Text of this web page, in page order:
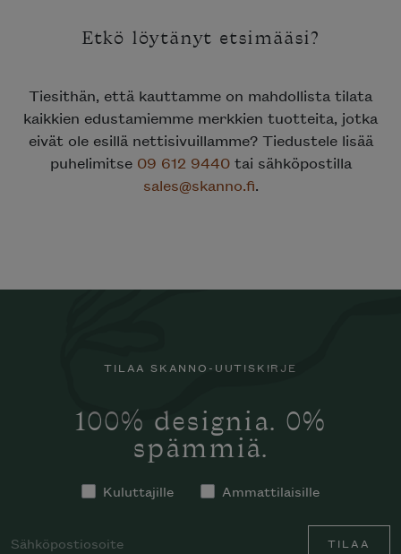
Etkö löytänyt etsimääsi?
Tiesithän, että kauttamme on mahdollista tilata
kaikkien edustamiemme merkkien tuotteita, jotka
eivät ole esillä nettisivuillamme? Tiedustele lisää
puhelimitse 09 612 9440tai sähköpostilla
sales@skanno.fi.
TILAA SKANNO-UUTISKIRJE
100% designia. 0%
spämmiä.
Kuluttajille Ammattilaisille
TILAA